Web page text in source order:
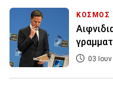
ΚΟΣΜΟΣ
03